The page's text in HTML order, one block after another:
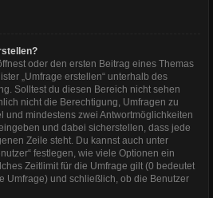
oder den ersten Beitrag eines Themas
„Umfrage erstellen“ unterhalb des
Solltest du diesen Bereich nicht sehen
nicht die Berechtigung, Umfragen zu
und mindestens zwei Antwortmöglichkeiten
und dabei sicherstellen, dass jede
Zeile steht. Du kannst auch unter
festlegen, wie viele Optionen ein
Zeitlimit für die Umfrage gilt (0 bedeutet
Umfrage) und schließlich, ob die Benutzer